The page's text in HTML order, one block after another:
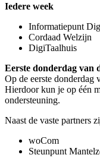
Iedere week
Informatiepunt
Cordaad Welzijn
DigiTaalhuis
Eerste donderdag van
Op de eerste donderdag
Hierdoor kun je op één
ondersteuning.
Naast de vaste partners
woCom
Steunpunt